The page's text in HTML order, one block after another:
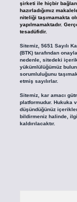
şirketi ile hiçbir
hazırladığımız
niteliği taşımamakta
yapılmamaktadır.
tesadüfidir.
Sitemiz, 5651 Sayılı
(BTK) tarafından
nedenle, sitedeki
yükümlülüğümüz
sorumluluğunu
etmiş sayılırlar.
Sitemiz, kar amacı
platformudur. Hukuka
düşündüğünüz
bildirmeniz halinde,
kaldırılacaktır.